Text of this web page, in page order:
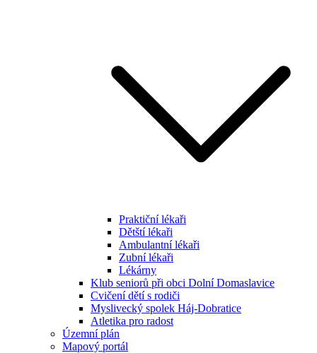
Praktiční lékaři
Dětští lékaři
Ambulantní lékaři
Zubní lékaři
Lékárny
Klub seniorů při obci Dolní Domaslavice
Cvičení dětí s rodiči
Myslivecký spolek Háj-Dobratice
Atletika pro radost
Územní plán
Mapový portál